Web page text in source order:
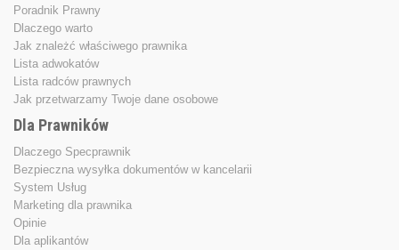
Poradnik Prawny
Dlaczego warto
Jak znależć właściwego prawnika
Lista adwokatów
Lista radców prawnych
Jak przetwarzamy Twoje dane osobowe
Dla Prawników
Dlaczego Specprawnik
Bezpieczna wysyłka dokumentów w kancelarii
System Usług
Marketing dla prawnika
Opinie
Dla aplikantów